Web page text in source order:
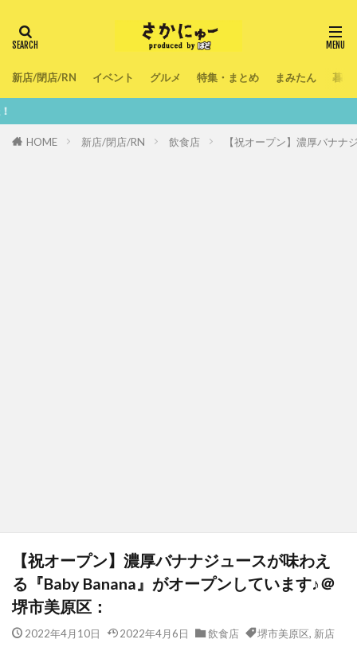
新店/閉店/RN イベント グルメ 特集・まとめ まみたん 暮ら
HOME 新店/閉店/RN 飲食店 【祝オープン】濃厚バナ
【祝オープン】濃厚バナナジュースが味わえ
る『Baby Banana』がオープンしています♪＠
堺市美原区：
2022年4月10日 2022年4月6日 飲食店 堺市美原区, 新店